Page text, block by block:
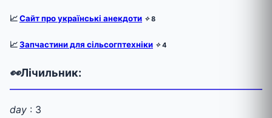
📈Сайт про українські анекдоти ✧8
📈Запчастини для сільсогптехніки ✧4
👀Лічильник:
day : 3